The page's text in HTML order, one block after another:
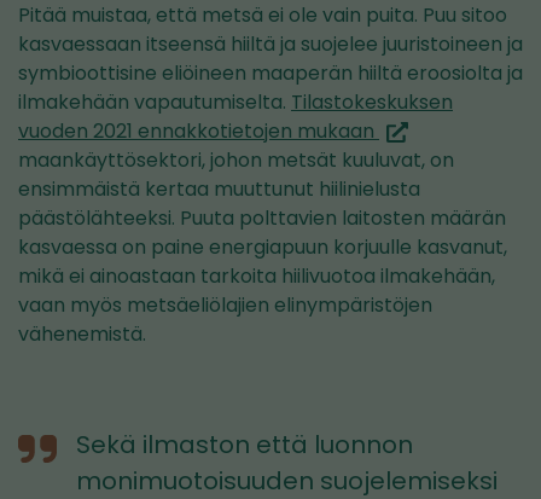
Pitää muistaa, että metsä ei ole vain puita. Puu sitoo
kasvaessaan itseensä hiiltä ja suojelee juuristoineen ja
symbioottisine eliöineen maaperän hiiltä eroosiolta ja
ilmakehään vapautumiselta. Tilastokeskuksen
vuoden 2021 ennakkotietojen mukaan (siirryt
toiseen
palveluun)
maankäyttösektori, johon metsät kuuluvat, on
ensimmäistä kertaa muuttunut hiilinielusta
päästölähteeksi. Puuta polttavien laitosten määrän
kasvaessa on paine energiapuun korjuulle kasvanut,
mikä ei ainoastaan tarkoita hiilivuotoa ilmakehään,
vaan myös metsäeliölajien elinympäristöjen
vähenemistä.
Sekä ilmaston että luonnon
monimuotoisuuden suojelemiseksi